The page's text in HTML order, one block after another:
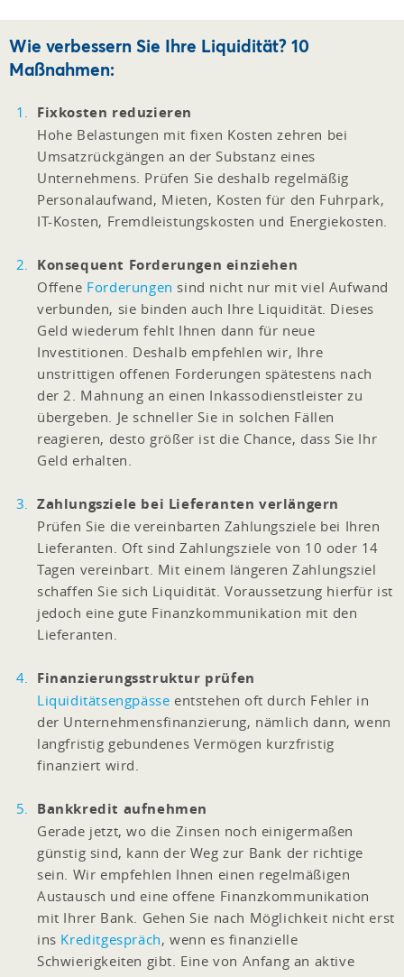
Wie verbessern Sie Ihre Liquidität? 10
Maßnahmen:
Fixkosten reduzieren
Hohe Belastungen mit fixen Kosten zehren bei
Umsatzrückgängen an der Substanz eines
Unternehmens. Prüfen Sie deshalb regelmäßig
Personalaufwand, Mieten, Kosten für den Fuhrpark,
IT-Kosten, Fremdleistungskosten und Energiekosten.
Konsequent Forderungen einziehen
Offene Forderungen sind nicht nur mit viel Aufwand
verbunden, sie binden auch Ihre Liquidität. Dieses
Geld wiederum fehlt Ihnen dann für neue
Investitionen. Deshalb empfehlen wir, Ihre
unstrittigen offenen Forderungen spätestens nach
der 2. Mahnung an einen Inkassodienstleister zu
übergeben. Je schneller Sie in solchen Fällen
reagieren, desto größer ist die Chance, dass Sie Ihr
Geld erhalten.
Zahlungsziele bei Lieferanten verlängern
Prüfen Sie die vereinbarten Zahlungsziele bei Ihren
Lieferanten. Oft sind Zahlungsziele von 10 oder 14
Tagen vereinbart. Mit einem längeren Zahlungsziel
schaffen Sie sich Liquidität. Voraussetzung hierfür ist
jedoch eine gute Finanzkommunikation mit den
Lieferanten.
Finanzierungsstruktur prüfen
Liquiditätsengpässe entstehen oft durch Fehler in
der Unternehmensfinanzierung, nämlich dann, wenn
langfristig gebundenes Vermögen kurzfristig
finanziert wird.
Bankkredit aufnehmen
Gerade jetzt, wo die Zinsen noch einigermaßen
günstig sind, kann der Weg zur Bank der richtige
sein. Wir empfehlen Ihnen einen regelmäßigen
Austausch und eine offene Finanzkommunikation
mit Ihrer Bank. Gehen Sie nach Möglichkeit nicht erst
ins Kreditgespräch, wenn es finanzielle
Schwierigkeiten gibt. Eine von Anfang an aktive